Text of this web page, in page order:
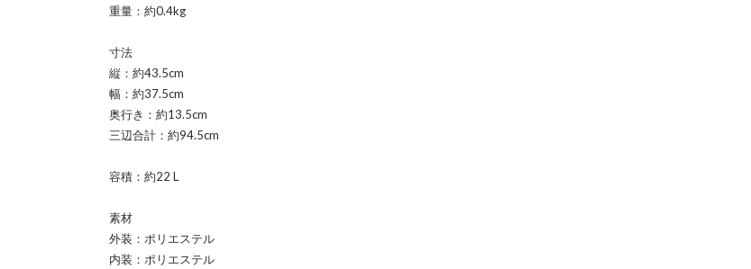
重量：約0.4kg
寸法
縦：約43.5cm
幅：約37.5cm
奥行き：約13.5cm
三辺合計：約94.5cm
容積：約22 L
素材
外装：ポリエステル
内装：ポリエステル